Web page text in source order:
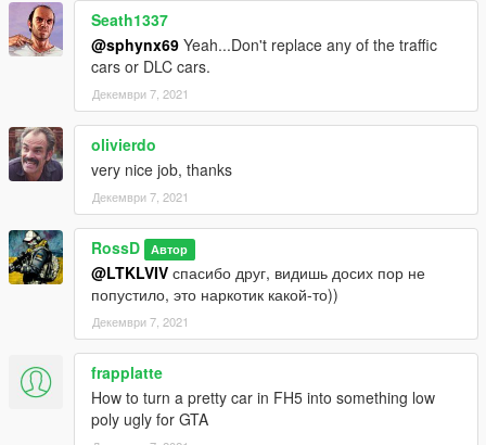
Seath1337
@sphynx69 Yeah...Don't replace any of the traffic
cars or DLC cars.
Декември 7, 2021
olivierdo
very nice job, thanks
Декември 7, 2021
RossD Автор
@LTKLVIV спасибо друг, видишь досих пор не
попустило, это наркотик какой-то))
Декември 7, 2021
frapplatte
How to turn a pretty car in FH5 into something low
poly ugly for GTA